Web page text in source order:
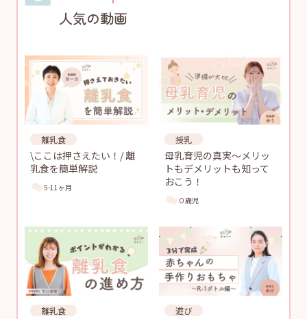
人気の動画
離乳食
\ここは押さえたい！/ 離
乳食を簡単解説
5-11ヶ月
授乳
母乳育児の真実〜メリッ
トもデメリットも知って
おこう！
０歳児
離乳食 遊び